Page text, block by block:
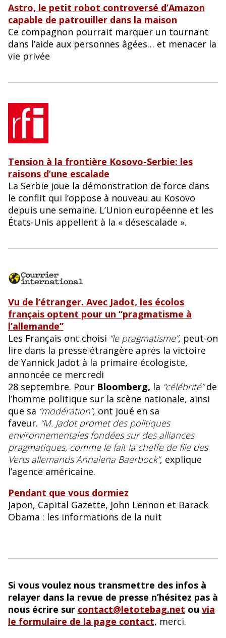
Astro, le petit robot controversé d’Amazon
capable de patrouiller dans la maison
Ce compagnon pourrait marquer un tournant
dans l’aide aux personnes âgées… et menacer la
vie privée
Tension à la frontière Kosovo-Serbie: les
raisons d’une escalade
La Serbie joue la démonstration de force dans
le conflit qui l’oppose à nouveau au Kosovo
depuis une semaine. L’Union européenne et les
États-Unis appellent à la « désescalade ».
Vu de l’étranger. Avec Jadot, les écolos
français optent pour un “pragmatisme à
l’allemande”
Les Français ont choisi “le pragmatisme”, peut-on
lire dans la presse étrangère après la victoire
de Yannick Jadot à la primaire écologiste,
annoncée ce mercredi
28 septembre. Pour Bloomberg, la “célébrité”de
l’homme politique sur la scène nationale, ainsi
que sa “modération”, ont joué en sa
faveur. “M. Jadot promet des politiques
environnementales fondées sur des alliances
pragmatiques, comme le fait la cheffe de file des
Verts allemands Annalena Baerbock”, explique
l’agence américaine.
Pendant que vous dormiez
Japon, Capital Gazette, John Lennon et Barack
Obama : les informations de la nuit
Si vous voulez nous transmettre des infos à
relayer dans la revue de presse n’hésitez pas à
nous écrire sur contact@letotebag.net ou via
le formulaire de la page contact, merci.